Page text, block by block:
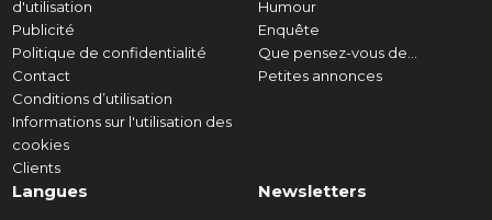
d'utilisation
Publicité
Politique de confidentialité
Contact
Conditions d’utilisation
Informations sur l'utilisation des
cookies
Clients
Humour
Enquête
Que pensez-vous de...
Petites annonces
Langues Newsletters